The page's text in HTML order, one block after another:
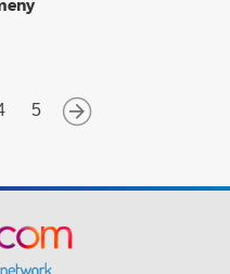
5